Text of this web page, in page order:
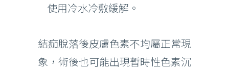
使用冷水冷敷緩解。
結痂脫落後皮膚色素不均屬正常現
象，術後也可能出現暫時性色素沉